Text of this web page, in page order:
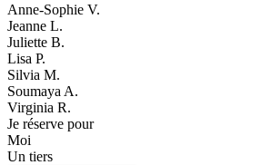
Anne-Sophie V.
Jeanne L.
Juliette B.
Lisa P.
Silvia M.
Soumaya A.
Virginia R.
Je réserve pour
Moi
Un tiers